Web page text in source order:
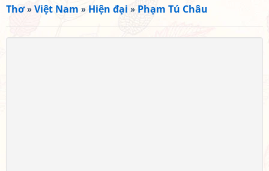
Thơ»Việt Nam » Hiện đại » Phạm Tú Châu